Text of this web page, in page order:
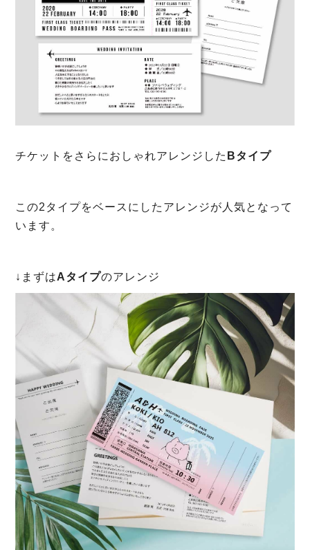
チケットをさらにおしゃれアレンジした Bタイプ
この2タイプをベースにしたアレンジが人気となって
います。
↓まずはAタイプのアレンジ